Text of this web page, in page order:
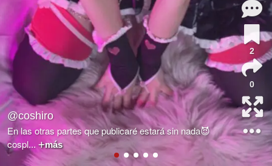
@coshiro
En las otras partes que publicaré estará sin nada😈
cospl... más
2
0